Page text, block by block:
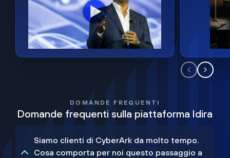
DOMANDE FREQUENTI
Domande frequenti sulla piattaforma Idira
Siamo clienti di CyberArk da molto tempo.
Cosa comporta per noi questo passaggio a